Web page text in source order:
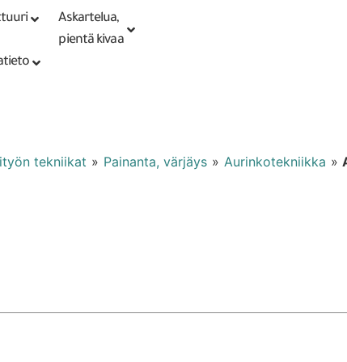
Kirjaudu tai
rekisteröidy
Askartelua,
pientä kivaa
tekniikat » Painanta, värjäys » Aurinkotekniikka »